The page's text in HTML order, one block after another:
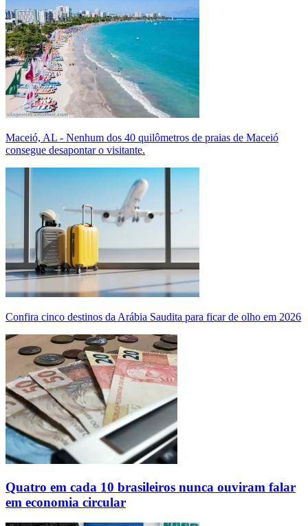
Maceió, AL - Nenhum dos 40 quilômetros de praias de Maceió
consegue desapontar o visitante.
Confira cinco destinos da Arábia Saudita para ficar de olho em 2026
Quatro em cada 10 brasileiros nunca ouviram falar
em economia circular